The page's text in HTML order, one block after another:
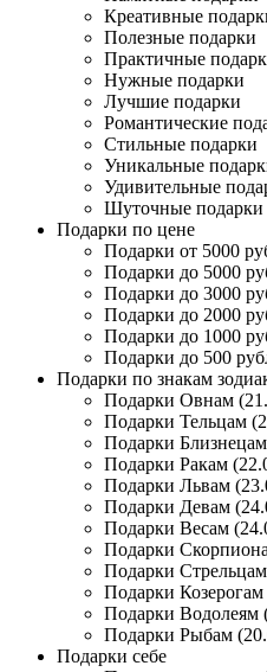
Креативные
Полезные подарки
Практичные
Нужные подарки
Лучшие подарки
Романтические
Стильные подарки
Уникальные
Удивительные
Шуточные подарки
Подарки по цене
Подарки от 5000
Подарки до 5000
Подарки до 3000
Подарки до 2000
Подарки до 1000
Подарки до 500
Подарки по знакам
Подарки Овнам
Подарки Тельцам
Подарки
Подарки Ракам
Подарки Львам
Подарки Девам
Подарки Весам
Подарки
Подарки
Подарки
Подарки Водолеям
Подарки Рыбам
Подарки себе